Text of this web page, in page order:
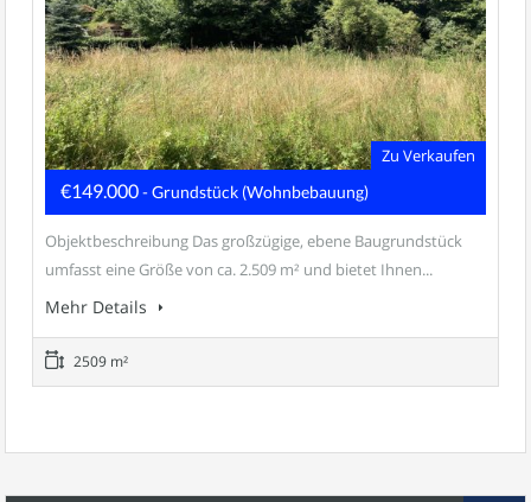
Zu Verkaufen
€149.000- Grundstück (Wohnbebauung)
Objektbeschreibung Das großzügige, ebene Baugrundstück
umfasst eine Größe von ca. 2.509 m² und bietet Ihnen...
Mehr Details
2509 m²